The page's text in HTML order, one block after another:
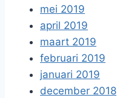
mei 2019
april 2019
maart 2019
februari 2019
januari 2019
december 2018